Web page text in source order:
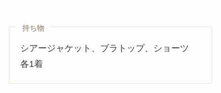
持ち物
シアージャケット、ブラトップ、ショーツ
各1着